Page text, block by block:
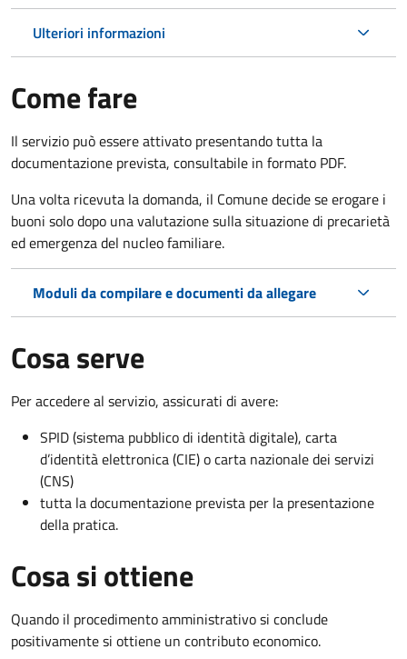
Ulteriori informazioni
Come fare
Il servizio può essere attivato presentando tutta la
documentazione prevista, consultabile in formato PDF.
Una volta ricevuta la domanda, il Comune decide se erogare i
buoni solo dopo una valutazione sulla situazione di precarietà
ed emergenza del nucleo familiare.
Moduli da compilare e documenti da allegare
Cosa serve
Per accedere al servizio, assicurati di avere:
SPID (sistema pubblico di identità digitale), carta
d’identità elettronica (CIE) o carta nazionale dei servizi
(CNS)
tutta la documentazione prevista per la presentazione
della pratica.
Cosa si ottiene
Quando il procedimento amministrativo si conclude
positivamente si ottiene un contributo economico.